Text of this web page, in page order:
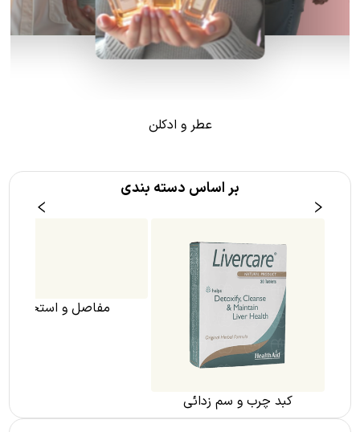
عطر و ادکلن
بر اساس دسته بندی
کبد چرب و سم زدائی
مفاصل و استخوان